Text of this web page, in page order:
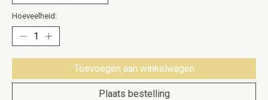
Hoeveelheid:
Toevoegen aan winkelwagen
Plaats bestelling